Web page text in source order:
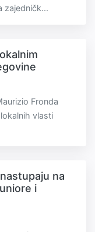
zajedničk...
Fronda
vlasti
na
i